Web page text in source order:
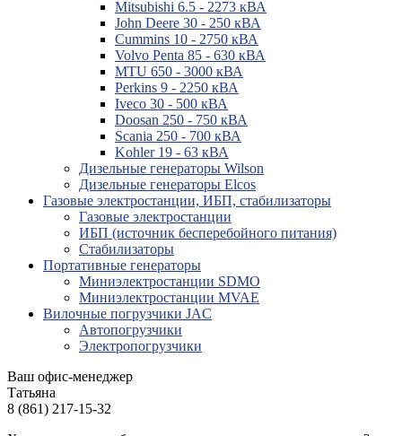
Mitsubishi 6.5 - 2273 кВА
John Deere 30 - 250 кВА
Cummins 10 - 2750 кВА
Volvo Penta 85 - 630 кВА
MTU 650 - 3000 кВА
Perkins 9 - 2250 кВА
Iveco 30 - 500 кВА
Doosan 250 - 750 кВА
Scania 250 - 700 кВА
Kohler 19 - 63 кВА
Дизельные генераторы Wilson
Дизельные генераторы Elcos
Газовые электростанции, ИБП, стабилизаторы
Газовые электростанции
ИБП (источник бесперебойного питания)
Стабилизаторы
Портативные генераторы
Миниэлектростанции SDMO
Миниэлектростанции MVAE
Вилочные погрузчики JAC
Авто­погрузчики
Электро­погрузчики
Ваш офис-менеджер
Татьяна
8 (861) 217-15-32